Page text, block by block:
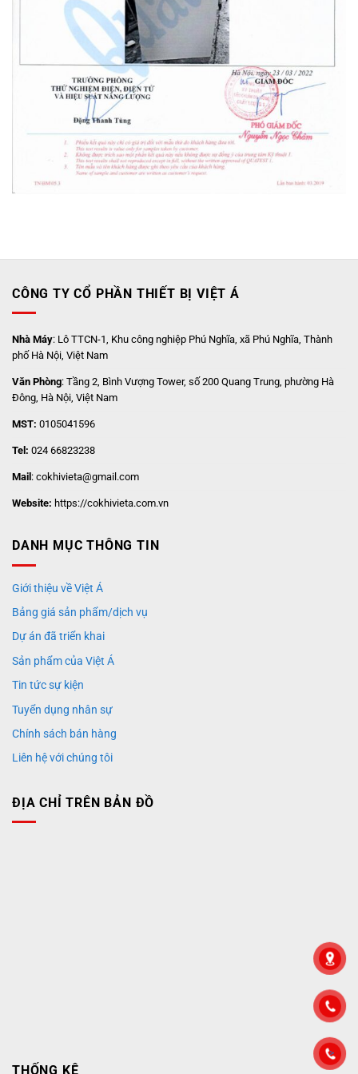
CÔNG TY CỔ PHẦN THIẾT BỊ VIỆT Á
Nhà Máy: Lô TTCN-1, Khu công nghiệp Phú Nghĩa, xã Phú Nghĩa, Thành
phố Hà Nội, Việt Nam
Văn Phòng: Tầng 2, Bình Vượng Tower, số 200 Quang Trung, phường Hà
Đông, Hà Nội, Việt Nam
MST: 0105041596
Tel: 024 66823238
Mail : cokhivieta@gmail.com
Website: https://cokhivieta.com.vn
DANH MỤC THÔNG TIN
Giới thiệu về Việt Á
Bảng giá sản phẩm/dịch vụ
Dự án đã triển khai
Sản phẩm của Việt Á
Tin tức sự kiện
Tuyển dụng nhân sự
Chính sách bán hàng
Liên hệ với chúng tôi
ĐỊA CHỈ TRÊN BẢN ĐỒ
THỐNG KÊ
">